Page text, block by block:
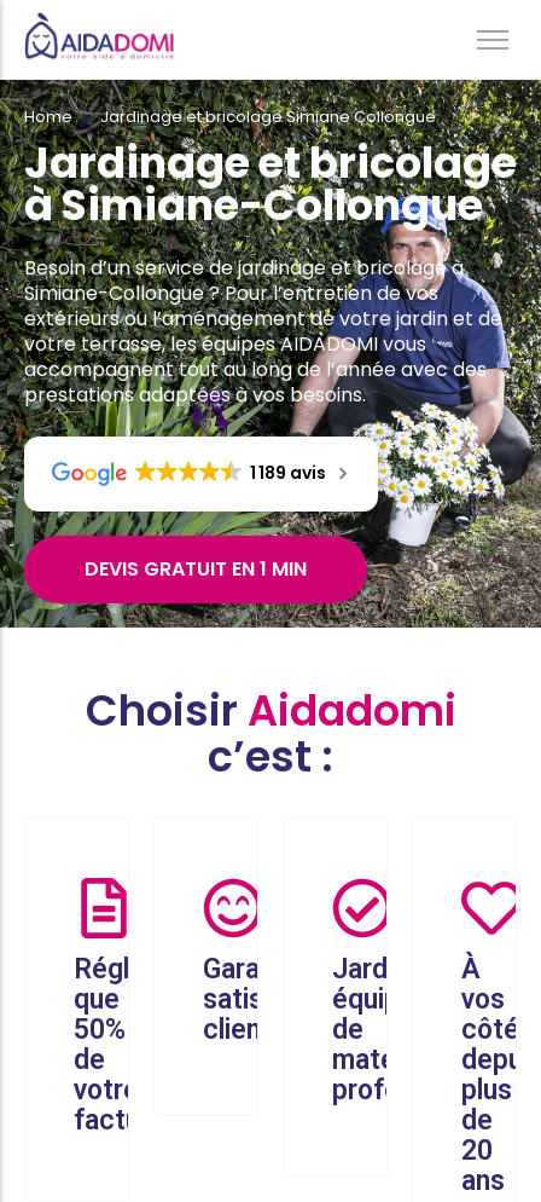
Ménage à domicile & Repassage
Garde d’enfants
Jardinage & Bricolage
Aide aux personnes âgées
Accompagnement du handicap
Téléassistance
Home Jardinage et bricolage Simiane Collongue
Jardinage et bricolage
à Simiane-Collongue
Besoin d’un service de jardinage et bricolage à
Simiane-Collongue ? Pour l’entretien de vos
extérieurs ou l’aménagement de votre jardin et de
votre terrasse, les équipes AIDADOMI vous
accompagnent tout au long de l’année avec des
prestations adaptées à vos besoins.
1 189 avis
DEVIS GRATUIT EN 1 MIN
Choisir Aidadomi
c’est :
Réglez
que
50%
de
votre
facture
Garantie
satisfaction
client
Jardiniers
équipés
de
matériel
professionnel
À
vos
côtés
plus
de
20
ans